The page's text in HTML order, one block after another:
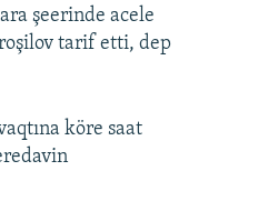
şeerinde acele
tarif etti, dep
köre saat